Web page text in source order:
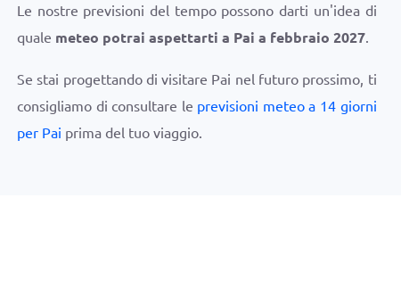
Le nostre previsioni del tempo possono darti un'idea di
quale meteo potrai aspettarti a Pai a febbraio 2027.
Se stai progettando di visitare Pai nel futuro prossimo, ti
consigliamo di consultare le previsioni meteo a 14 giorni
per Pai prima del tuo viaggio.